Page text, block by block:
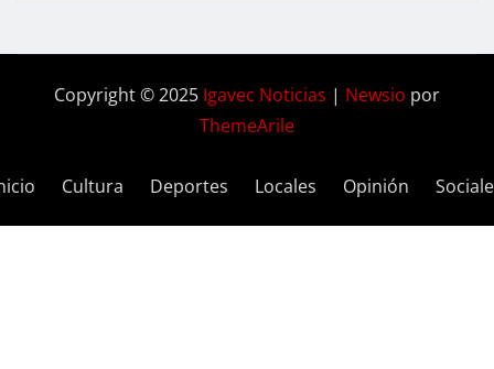
Copyright © 2025 Igavec Noticias | Newsio por
ThemeArile
Cultura Deportes Locales Opinión